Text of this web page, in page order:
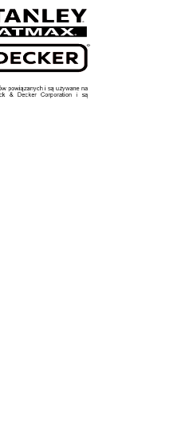
27,49 zł
Cena regularna:34,00 zł
do koszyka